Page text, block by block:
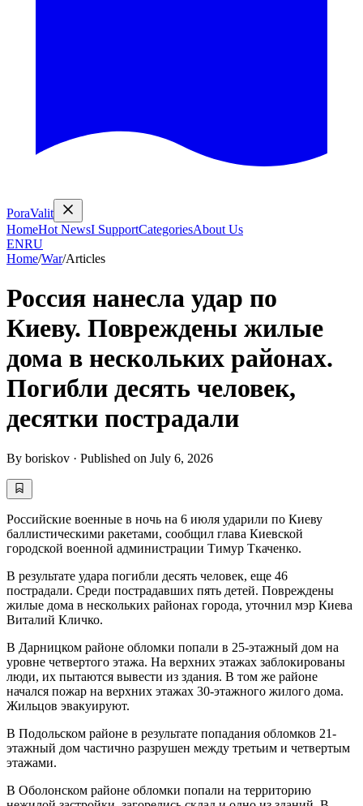
PoraValit
HomeHot NewsI SupportCategoriesAbout Us
ENRU
Home/War/Articles
Россия нанесла удар по
Киеву. Повреждены жилые
дома в нескольких районах.
Погибли десять человек,
десятки пострадали
By boriskov · Published on July 6, 2026
Российские военные в ночь на 6 июля ударили по Киеву
баллистическими ракетами, сообщил глава Киевской
городской военной администрации Тимур Ткаченко.
В результате удара погибли десять человек, еще 46
пострадали. Среди пострадавших пять детей. Повреждены
жилые дома в нескольких районах города, уточнил мэр Киева
Виталий Кличко.
В Дарницком районе обломки попали в 25-этажный дом на
уровне четвертого этажа. На верхних этажах заблокированы
люди, их пытаются вывести из здания. В том же районе
начался пожар на верхних этажах 30-этажного жилого дома.
Жильцов эвакуируют.
В Подольском районе в результате попадания обломков 21-
этажный дом частично разрушен между третьим и четвертым
этажами.
В Оболонском районе обломки попали на территорию